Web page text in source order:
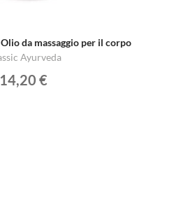
da massaggio per il corpo
Ayurveda
14,20 €